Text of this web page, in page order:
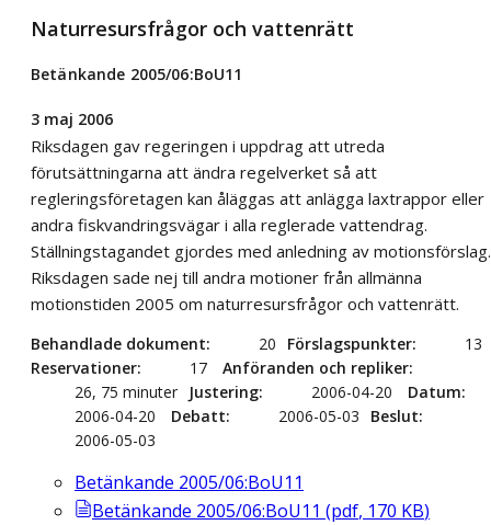
Naturresursfrågor och vattenrätt
Betänkande 2005/06:BoU11
3 maj 2006
Riksdagen gav regeringen i uppdrag att utreda
förutsättningarna att ändra regelverket så att
regleringsföretagen kan åläggas att anlägga laxtrappor eller
andra fiskvandringsvägar i alla reglerade vattendrag.
Ställningstagandet gjordes med anledning av motionsförslag.
Riksdagen sade nej till andra motioner från allmänna
motionstiden 2005 om naturresursfrågor och vattenrätt.
Behandlade dokument 20 Förslagspunkter
13
Reservationer
17
Anföranden och repliker
26, 75 minuter
Justering 2006-04-20
Datum
2006-04-20
Debatt 2006-05-03
Beslut
2006-05-03
Betänkande 2005/06:BoU11
Betänkande 2005/06:BoU11 (pdf, 170 KB)